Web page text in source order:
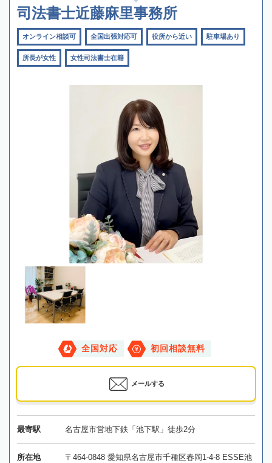
司法書士近藤麻里事務所
オンライン相談可 全国出張対応可 役所から近い 駐車場あり
所長が女性 女性司法書士在籍
全国対応 初回相談無料
メールする
最寄駅 名古屋市営地下鉄「池下駅」徒歩2分
所在地
〒464-0848 愛知県名古屋市千種区春岡1-4-8 ESSE池